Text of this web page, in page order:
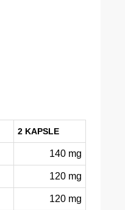
2 KAPSLE
140 mg
120 mg
120 mg